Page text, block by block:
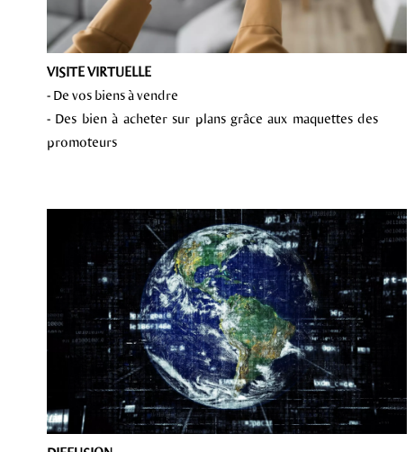
VISITE VIRTUELLE
- De vos biens à vendre
- Des bien à acheter sur plans grâce aux maquettes des
promoteurs